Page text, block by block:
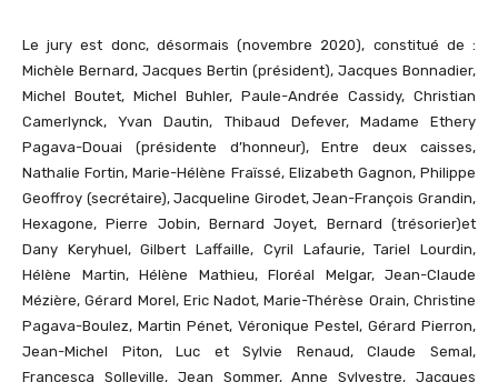
Le jury est donc, désormais (novembre 2020), constitué de :
Michèle Bernard, Jacques Bertin (président), Jacques Bonnadier,
Michel Boutet, Michel Buhler, Paule-Andrée Cassidy, Christian
Camerlynck, Yvan Dautin, Thibaud Defever, Madame Ethery
Pagava-Douai (présidente d’honneur), Entre deux caisses,
Nathalie Fortin, Marie-Hélène Fraïssé, Elizabeth Gagnon, Philippe
Geoffroy (secrétaire), Jacqueline Girodet, Jean-François Grandin,
Hexagone, Pierre Jobin, Bernard Joyet, Bernard (trésorier)et
Dany Keryhuel, Gilbert Laffaille, Cyril Lafaurie, Tariel Lourdin,
Hélène Martin, Hélène Mathieu, Floréal Melgar, Jean-Claude
Mézière, Gérard Morel, Eric Nadot, Marie-Thérèse Orain, Christine
Pagava-Boulez, Martin Pénet, Véronique Pestel, Gérard Pierron,
Jean-Michel Piton, Luc et Sylvie Renaud, Claude Semal,
Francesca Solleville, Jean Sommer, Anne Sylvestre, Jacques